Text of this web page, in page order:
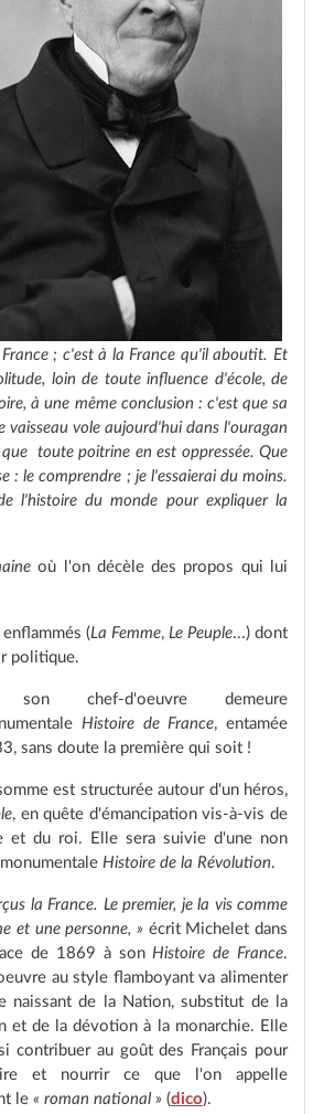
; c'est à la France qu'il aboutit. Et
loin de toute influence d'école, de
à une même conclusion : c'est que sa
vaisseau vole aujourd'hui dans l'ouragan
toute poitrine en est oppressée. Que
: le comprendre ; je l'essaierai du moins.
du monde pour expliquer la
où l'on décèle des propos qui lui
(La Femme, Le Peuple...) dont
politique.
son chef-d'oeuvre demeure
Histoire de France, entamée
sans doute la première qui soit !
est structurée autour d'un héros,
, en quête d'émancipation vis-à-vis de
et du roi. Elle sera suivie d'une non
Histoire de la Révolution.
la France. Le premier, je la vis comme
et une personne, » écrit Michelet dans
de 1869 à sonHistoire de France.
au style flamboyant va alimenter
naissant de la Nation, substitut de la
et de la dévotion à la monarchie. Elle
contribuer au goût des Français pour
et nourrir ce que l'on appelle
le « roman national » (dico).